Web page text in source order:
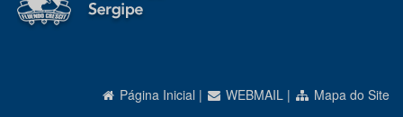
Página Inicial | WEBMAIL | Mapa do Site